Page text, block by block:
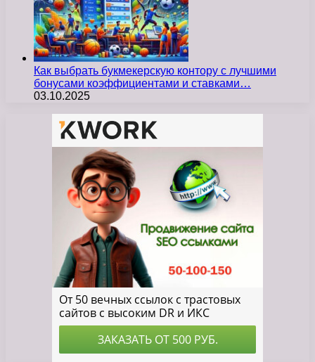
Как выбрать букмекерскую контору с лучшими
бонусами коэффициентами и ставками…
03.10.2025